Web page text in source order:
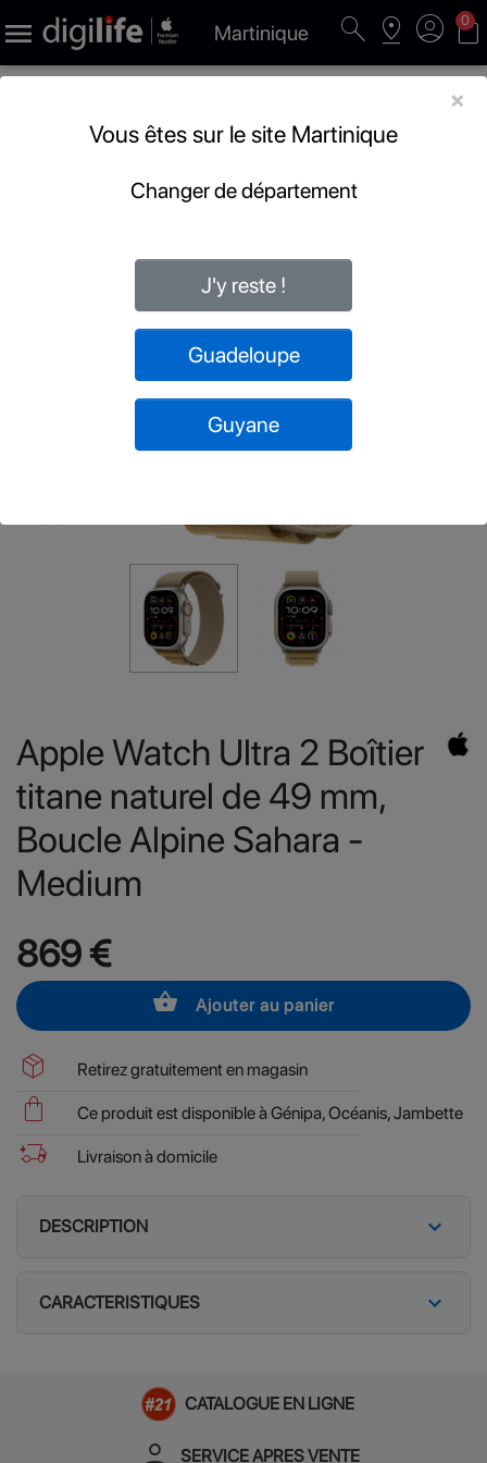
 Martinique search pin_drop account_circle shopping_bag
0
Apple Watch Ultra 2 Boîtier
titane naturel de 49 mm,
Boucle Alpine Sahara -
Medium
869 €
shopping_basket Ajouter au panier
package_2 Retirez gratuitement en magasin
shopping_bag Ce produit est disponible à Génipa, Océanis, Jambette
delivery_truck_bolt Livraison à domicile
DESCRIPTION expand_more
CARACTERISTIQUES expand_more
CATALOGUE EN LIGNE
SERVICE APRES VENTE
×
Vous êtes sur le site Martinique
Changer de département
J'y reste !
Guadeloupe
Guyane